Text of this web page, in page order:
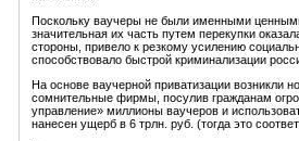
Поскольку ваучеры не были именными
значительная их часть путем перекупки
стороны, привело к резкому усилению
способствовало быстрой криминализации
На основе ваучерной приватизации возникли
сомнительные фирмы, посулив гражданам
управление» миллионы ваучеров и
нанесен ущерб в 6 трлн. руб. (тогда это